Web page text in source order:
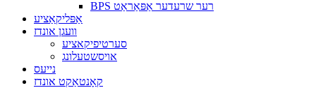
BPS רער שרעדער אַפּאַראַט
אַפּליקאַציע
וועגן אונדז
סערטיפיקאציע
אויסשטעלונג
נייעס
קאָנטאַקט אונדז